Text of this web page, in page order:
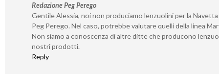
Redazione Peg Perego
Gentile Alessia, noi non produciamo lenzuolini per la
Peg Perego. Nel caso, potrebbe valutare quelli della linea
Non siamo a conoscenza di altre ditte che producono
nostri prodotti.
Reply